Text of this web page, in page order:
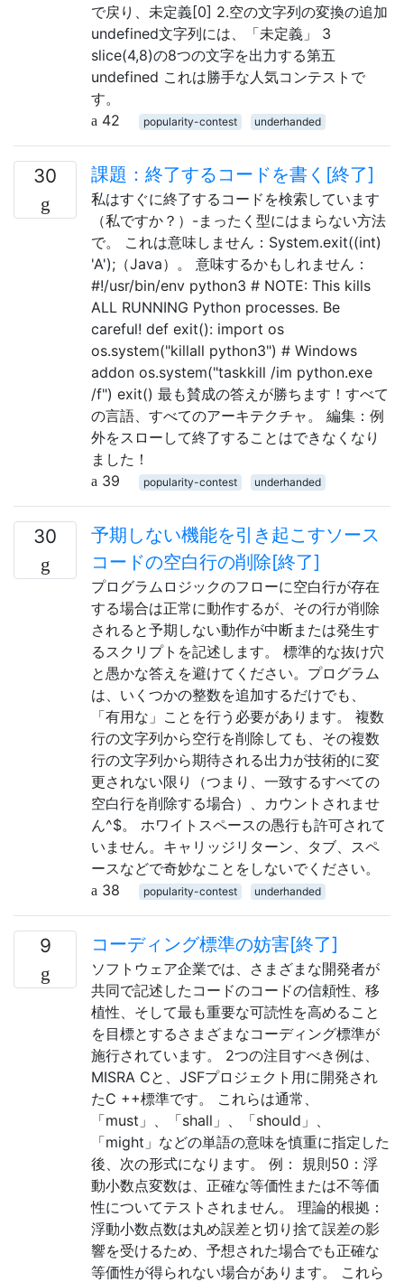
で戻り、未定義[0] 2.空の文字列の変換の追加
undefined文字列には、「未定義」 3
slice(4,8)の8つの文字を出力する第五
undefined これは勝手な人気コンテストで
す。
42
popularity-contest underhanded
30 課題：終了するコードを書く[終了]
私はすぐに終了するコードを検索しています
（私ですか？）-まったく型にはまらない方法
で。 これは意味しません：System.exit((int)
'A');（Java）。 意味するかもしれません：
#!/usr/bin/env python3 # NOTE: This kills
ALL RUNNING Python processes. Be
careful! def exit(): import os
os.system("killall python3") # Windows
addon os.system("taskkill /im python.exe
/f") exit() 最も賛成の答えが勝ちます！すべて
の言語、すべてのアーキテクチャ。 編集：例
外をスローして終了することはできなくなり
ました！
39
popularity-contest underhanded
30
予期しない機能を引き起こすソース
コードの空白行の削除[終了]
プログラムロジックのフローに空白行が存在
する場合は正常に動作するが、その行が削除
されると予期しない動作が中断または発生す
るスクリプトを記述します。 標準的な抜け穴
と愚かな答えを避けてください。プログラム
は、いくつかの整数を追加するだけでも、
「有用な」ことを行う必要があります。 複数
行の文字列から空行を削除しても、その複数
行の文字列から期待される出力が技術的に変
更されない限り（つまり、一致するすべての
空白行を削除する場合）、カウントされませ
ん^$。 ホワイトスペースの愚行も許可されて
いません。キャリッジリターン、タブ、スペ
ースなどで奇妙なことをしないでください。
38
popularity-contest underhanded
9 コーディング標準の妨害[終了]
ソフトウェア企業では、さまざまな開発者が
共同で記述したコードのコードの信頼性、移
植性、そして最も重要な可読性を高めること
を目標とするさまざまなコーディング標準が
施行されています。 2つの注目すべき例は、
MISRA Cと、JSFプロジェクト用に開発され
たC ++標準です。 これらは通常、
「must」、「shall」、「should」、
「might」などの単語の意味を慎重に指定した
後、次の形式になります。 例： 規則50：浮
動小数点変数は、正確な等価性または不等価
性についてテストされません。 理論的根拠：
浮動小数点数は丸め誤差と切り捨て誤差の影
響を受けるため、予想された場合でも正確な
等価性が得られない場合があります。 これら